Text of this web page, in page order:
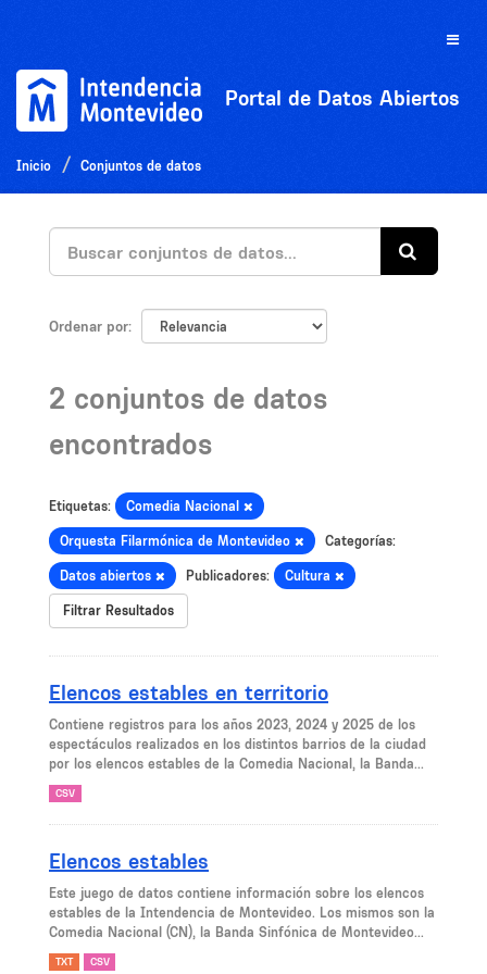
Toggle
Portal de Datos Abiertos
Inicio Conjuntos de datos
Ordenar por
2 conjuntos de datos
encontrados
Etiquetas: Comedia Nacional
Orquesta Filarmónica de Montevideo Categorías:
Datos abiertos Publicadores: Cultura
Filtrar Resultados
Elencos estables en territorio
Contiene registros para los años 2023, 2024 y 2025 de los
espectáculos realizados en los distintos barrios de la ciudad
por los elencos estables de la Comedia Nacional, la Banda...
CSV
Elencos estables
Este juego de datos contiene información sobre los elencos
estables de la Intendencia de Montevideo. Los mismos son la
Comedia Nacional (CN), la Banda Sinfónica de Montevideo...
TXT CSV